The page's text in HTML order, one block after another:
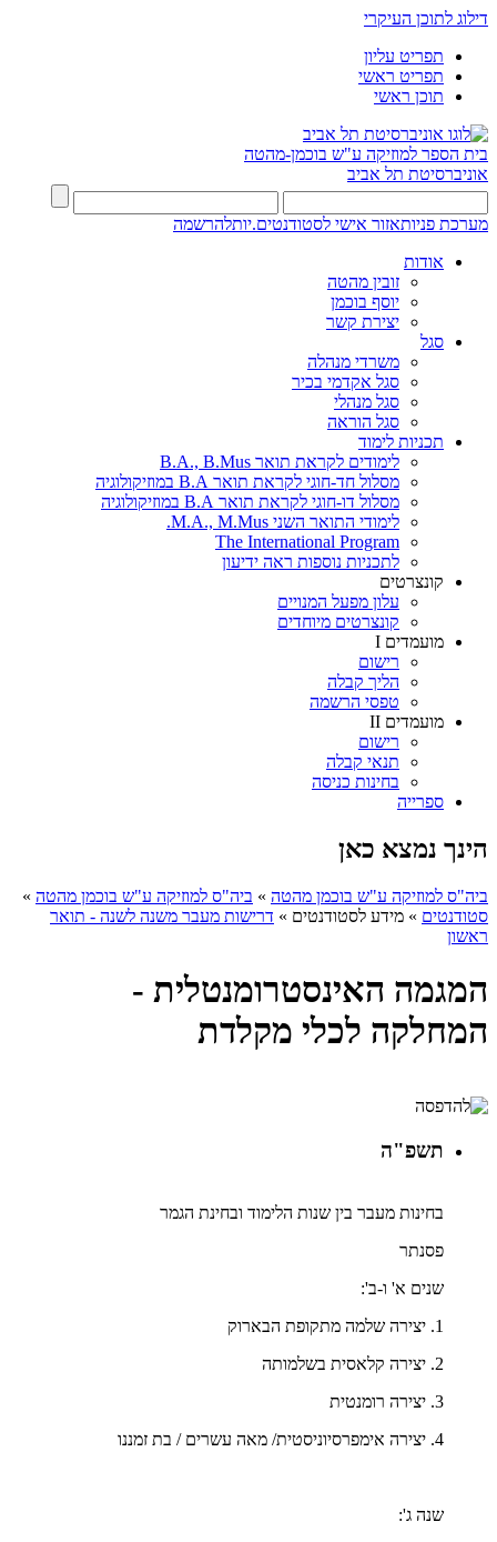
דילוג לתוכן העיקרי
תפריט עליון
תפריט ראשי
תוכן ראשי
בית הספר למוזיקה ע"ש בוכמן-מהטה
אוניברסיטת תל אביב
מערכת פניותאזור אישי לסטודנטים.יותלהרשמה
אודות
זובין מהטה
יוסף בוכמן
יצירת קשר
סגל
משרדי מנהלה
סגל אקדמי בכיר
סגל מנהלי
סגל הוראה
תכניות לימוד
לימודים לקראת תואר B.A., B.Mus
מסלול חד-חוגי לקראת תואר B.A במוזיקולוגיה
מסלול דו-חוגי לקראת תואר B.A במוזיקולוגיה
לימודי התואר השני M.A., M.Mus.
The International Program
לתכניות נוספות ראה ידיעון
קונצרטים
עלון מפעל המנויים
קונצרטים מיוחדים
מועמדים I
רישום
הליך קבלה
טפסי הרשמה
מועמדים II
רישום
תנאי קבלה
בחינות כניסה
ספרייה
הינך נמצא כאן
ביה"ס למוזיקה ע"ש בוכמן מהטה » ביה"ס למוזיקה ע"ש בוכמן מהטה »
סטודנטים » מידע לסטודנטים » דרישות מעבר משנה לשנה - תואר
ראשון
המגמה האינסטרומנטלית -
המחלקה לכלי מקלדת
תשפ"ה
בחינות מעבר בין שנות הלימוד ובחינת הגמר
פסנתר
שנים א' ו-ב':
1. יצירה שלמה מתקופת הבארוק
2. יצירה קלאסית בשלמותה
3. יצירה רומנטית
4. יצירה אימפרסיוניסטית/ מאה עשרים / בת זמננו
שנה ג':